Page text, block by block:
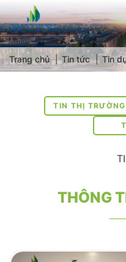
Trang chủ Tin tức Tin
TIN THỊ TRƯỜNG
THÔNG